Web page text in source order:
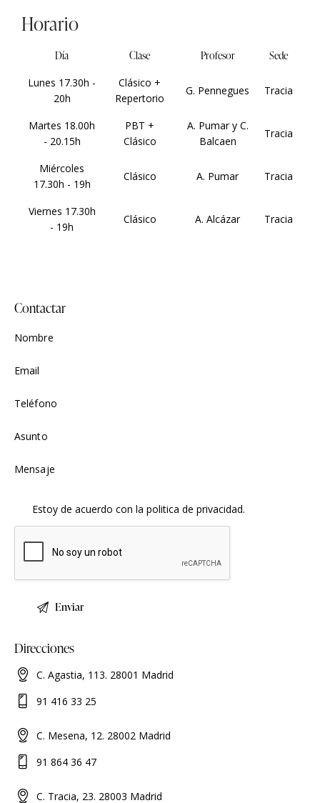
Horario
Día Clase Profesor
Sede
Lunes 17.30h -
20h
Clásico +
Repertorio
G. Pennegues Tracia
Martes 18.00h
- 20.15h
PBT +
Clásico
A. Pumar y C.
Balcaen
Tracia
Miércoles
17.30h - 19h
Clásico A. Pumar Tracia
Viernes 17.30h
- 19h
Clásico A. Alcázar Tracia
Contactar
Estoy de acuerdo con lapolitica de privacidad.
Direcciones
C. Agastia, 113. 28001 Madrid
91 416 33 25
C. Mesena, 12. 28002 Madrid
91 864 36 47
C. Tracia, 23. 28003 Madrid